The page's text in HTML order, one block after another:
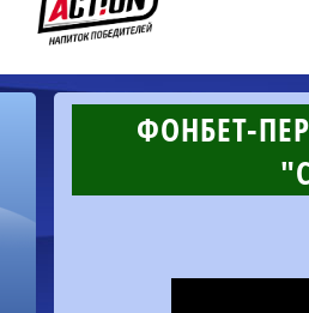
ФОНБЕТ-